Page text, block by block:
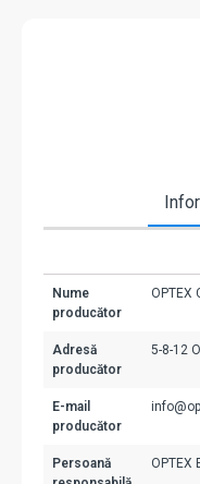
Nume
producător
OPTEX
Adresă
producător
5-8-12
E-mail
producător
Persoană
OPTEX